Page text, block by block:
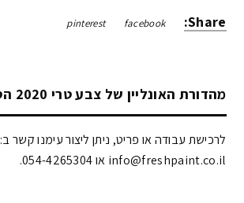
Share:
facebook
pinterest
מהדורת האונליין של צבע טרי 2020 הסתיימה!
לרכישת עבודה או פריט, ניתן ליצור עימנו קשר ב:
info@freshpaint.co.il‏ או 054-4265304.